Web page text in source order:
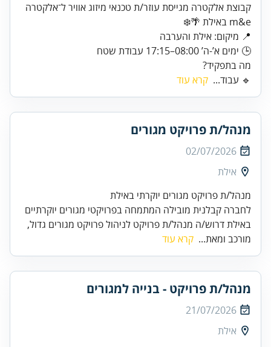
קבוצת אלקטרה מגייסת עוזר/ת טכנאי מיזוג אוויר ל־אלקטרה
m&e באילת 🌴❄️
📍 מיקום: אילת והערבה
🕒 ימים א’-ה’ 08:00–17:15 עבודת שטח
מה בתפקיד?
🔹 עבוד... קרא עוד
מנהל/ת פרויקט מגורים
02/07/2026
אילת
מנהל/ת פרויקט מגורים יוקרתי באילת
לחברה קבלנית מובילה המתמחה בפרויקטי מגורים יוקרתיים
באילת דרוש/ה מנהל/ת פרויקט לניהול פרויקט מגורים גדול,
מורכב ומאת... קרא עוד
מנהל/ת פרויקט - בנייה למגורים
21/07/2026
אילת